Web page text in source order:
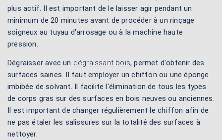
plus actif. Il est important de le laisser agir pendant un
minimum de 20 minutes avant de procéder à un rinçage
soigneux au tuyau d'arrosage ou à la machine haute
pression.
Dégraisser avec un dégraissant bois, permet d'obtenir des
surfaces saines. Il faut employer un chiffon ou une éponge
imbibée de solvant. Il facilite l'élimination de tous les types
de corps gras sur des surfaces en bois neuves ou anciennes.
Il est important de changer régulièrement le chiffon afin de
ne pas étaler les salissures sur la totalité des surfaces à
nettoyer.